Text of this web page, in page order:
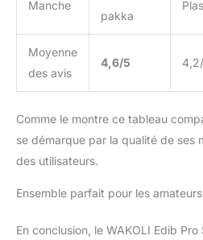
tous
Manche
pakka
Moyenne
des avis
4,6/5
Comme le montre ce tableau
se démarque par la qualité de ses
des utilisateurs.
Ensemble parfait pour les
En conclusion, le WAKOLI Edib